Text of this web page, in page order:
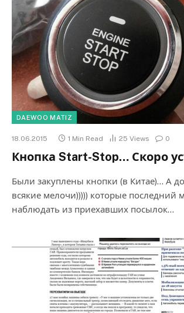
DAEWOO MATIZ
18.06.2015 1 Min Read 25 Views 0
Кнопка Start-Stop… Скоро
Были закуплены кнопки (в Китае)… А
всякие мелочи))))) которые последний
наблюдать из приехавших посылок…